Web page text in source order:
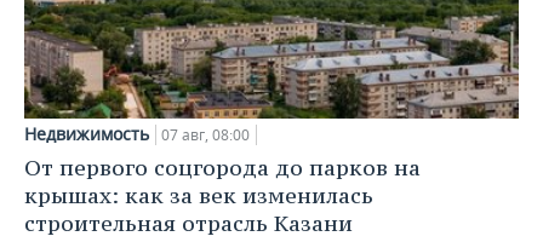
Недвижимость 07 авг, 08:00
От первого соцгорода до парков на
крышах: как за век изменилась
строительная отрасль Казани